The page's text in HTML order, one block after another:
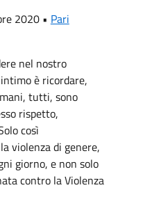
2020 • Pari
nel nostro
è ricordare,
tutti, sono
rispetto,
così
violenza di genere,
giorno, e non solo
contro la Violenza